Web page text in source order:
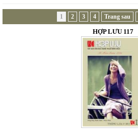
1 2 3 4 Trang sau
HỢP LƯU 117